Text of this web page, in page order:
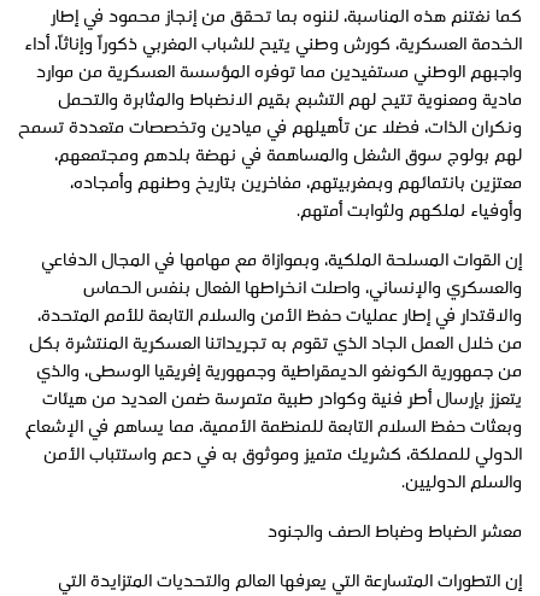
كما نغتنم هذه المناسبة، لننوه بما تحقق من إنجاز محمود في إطار
الخدمة العسكرية، كورش وطني يتيح للشباب المغربي ذكوراً وإناثاً، أداء
واجبهم الوطني مستفيدين مما توفره المؤسسة العسكرية من موارد
مادية ومعنوية تتيح لهم التشبع بقيم الانضباط والمثابرة والتحمل
ونكران الذات، فضلا عن تأهيلهم في ميادين وتخصصات متعددة تسمح
لهم بولوج سوق الشغل والمساهمة في نهضة بلدهم ومجتمعهم،
معتزين بانتمائهم وبمغربيتهم، مفاخرين بتاريخ وطنهم وأمجاده،
وأوفياء لملكهم ولثوابت أمتهم.
إن القوات المسلحة الملكية، وبموازاة مع مهامها في المجال الدفاعي
والعسكري والإنساني، واصلت انخراطها الفعال بنفس الحماس
والاقتدار في إطار عمليات حفظ الأمن والسلام التابعة للأمم المتحدة،
من خلال العمل الجاد الذي تقوم به تجريداتنا العسكرية المنتشرة بكل
من جمهورية الكونغو الديمقراطية وجمهورية إفريقيا الوسطى، والذي
يتعزز بإرسال أطر فنية وكوادر طبية متمرسة ضمن العديد من هيئات
وبعثات حفظ السلام التابعة للمنظمة الأممية، مما يساهم في الإشعاع
الدولي للمملكة، كشريك متميز وموثوق به في دعم واستتباب الأمن
والسلم الدوليين.
معشر الضباط وضباط الصف والجنود
إن التطورات المتسارعة التي يعرفها العالم والتحديات المتزايدة التي